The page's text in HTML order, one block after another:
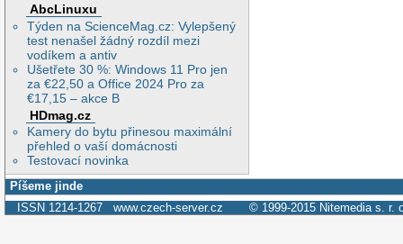
AbcLinuxu
Týden na ScienceMag.cz: Vylepšený
test nenašel žádný rozdíl mezi
vodíkem a antiv
Ušetřete 30 %: Windows 11 Pro jen
za €22,50 a Office 2024 Pro za
€17,15 – akce B
HDmag.cz
Kamery do bytu přinesou maximální
přehled o vaší domácnosti
Testovací novinka
Píšeme jinde
ISSN 1214-1267 www.czech-server.cz © 1999-2015 Nitemedia s. r.